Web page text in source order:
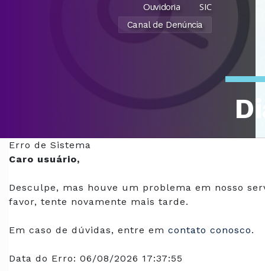
Ouvidoria SIC
Canal de Denúncia
Erro de Sistema
Caro usuário,
Desculpe, mas houve um problema em nosso
favor, tente novamente mais tarde.
Em caso de dúvidas, entre em contato conosco.
Data do Erro: 06/08/2026 17:37:55